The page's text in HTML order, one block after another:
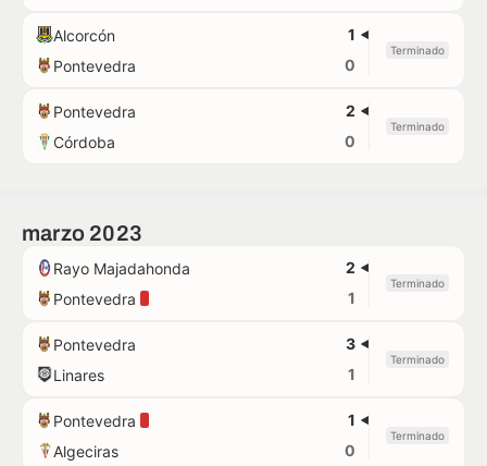
Alcorcón
1
Pontevedra
0
Terminado
Pontevedra
2
Córdoba
0
Terminado
marzo 2023
Rayo Majadahonda
2
Pontevedra
1
Terminado
Pontevedra
3
Linares
1
Terminado
Pontevedra
1
Algeciras
0
Terminado